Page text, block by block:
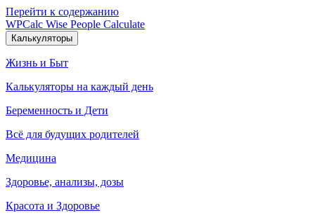
Перейти к содержанию
WPCalc Wise People Calculate
Калькуляторы
Жизнь и Быт
Калькуляторы на каждый день
Беременность и Дети
Всё для будущих родителей
Медицина
Здоровье, анализы, дозы
Красота и Здоровье